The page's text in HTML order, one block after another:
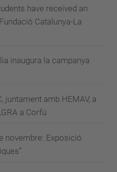
have received an
Catalunya-La
inaugura la campanya
juntament amb HEMAV, a
a Corfú
novembre: Exposició